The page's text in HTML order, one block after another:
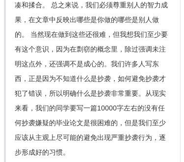
凑和揉合。 总之来说，我们必须尊重别人的智力成
果，在文章中反映出哪些是你做的哪些是别人做
的。 当然现在做到这些还很难，但我想我们至少要
有这个意识，因为在剽窃的概念里，除过强调未注
明这点外，还强调不是成心的。我们许多人写东
西，正是因为不知道什么是抄袭，如何避免抄袭才
犯了错误，所以明确什么是抄袭非常重要。从现实
来看，我们的同学要写一篇10000字左右的没有任
何抄袭嫌疑的毕业论文是很困难的，但是我们至少
应该从主观上尽可能的避免出现严重抄袭行为，逐
步形成好的习惯。